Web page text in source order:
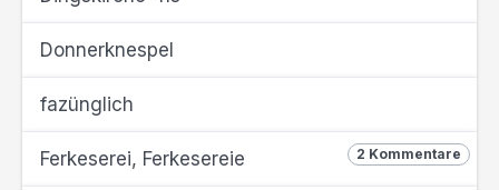
Donnerknespel
fazünglich
2 Kommentare
Ferkeserei, Ferkesereie